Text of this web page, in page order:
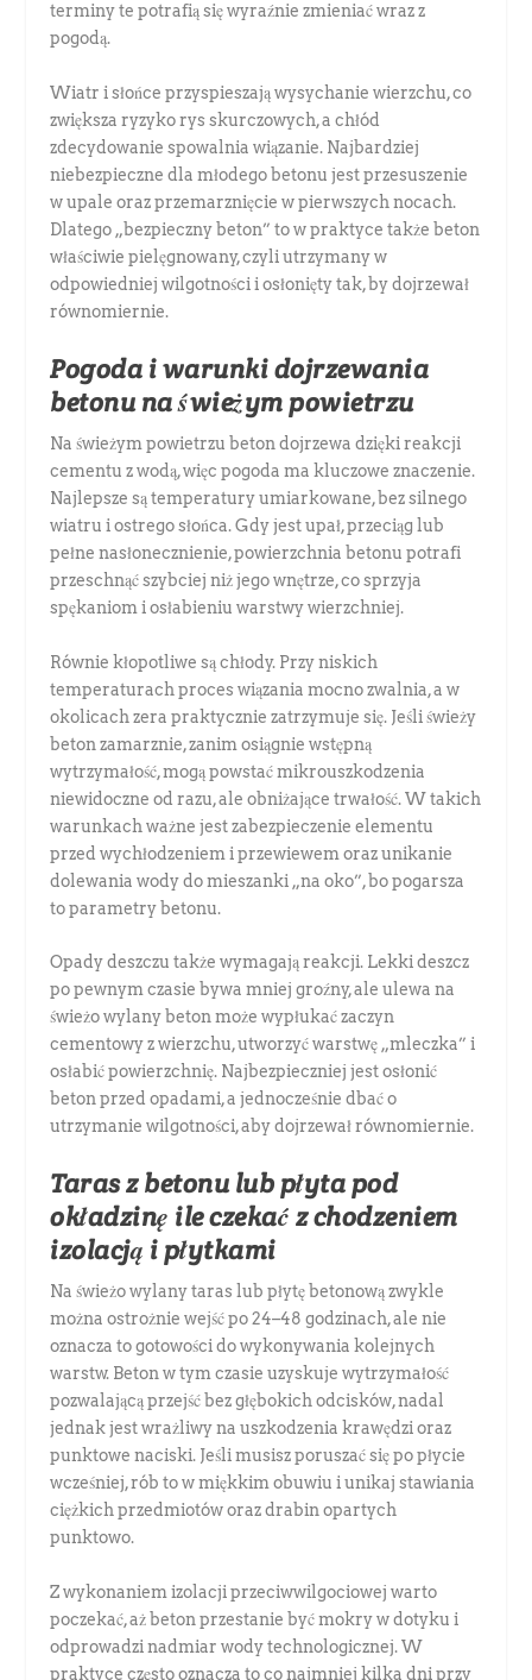
terminy te potrafią się wyraźnie zmieniać wraz z
pogodą.
Wiatr i słońce przyspieszają wysychanie wierzchu, co
zwiększa ryzyko rys skurczowych, a chłód
zdecydowanie spowalnia wiązanie. Najbardziej
niebezpieczne dla młodego betonu jest przesuszenie
w upale oraz przemarznięcie w pierwszych nocach.
Dlatego „bezpieczny beton” to w praktyce także beton
właściwie pielęgnowany, czyli utrzymany w
odpowiedniej wilgotności i osłonięty tak, by dojrzewał
równomiernie.
Pogoda i warunki dojrzewania
betonu na świeżym powietrzu
Na świeżym powietrzu beton dojrzewa dzięki reakcji
cementu z wodą, więc pogoda ma kluczowe znaczenie.
Najlepsze są temperatury umiarkowane, bez silnego
wiatru i ostrego słońca. Gdy jest upał, przeciąg lub
pełne nasłonecznienie, powierzchnia betonu potrafi
przeschnąć szybciej niż jego wnętrze, co sprzyja
spękaniom i osłabieniu warstwy wierzchniej.
Równie kłopotliwe są chłody. Przy niskich
temperaturach proces wiązania mocno zwalnia, a w
okolicach zera praktycznie zatrzymuje się. Jeśli świeży
beton zamarznie, zanim osiągnie wstępną
wytrzymałość, mogą powstać mikrouszkodzenia
niewidoczne od razu, ale obniżające trwałość. W takich
warunkach ważne jest zabezpieczenie elementu
przed wychłodzeniem i przewiewem oraz unikanie
dolewania wody do mieszanki „na oko”, bo pogarsza
to parametry betonu.
Opady deszczu także wymagają reakcji. Lekki deszcz
po pewnym czasie bywa mniej groźny, ale ulewa na
świeżo wylany beton może wypłukać zaczyn
cementowy z wierzchu, utworzyć warstwę „mleczka” i
osłabić powierzchnię. Najbezpieczniej jest osłonić
beton przed opadami, a jednocześnie dbać o
utrzymanie wilgotności, aby dojrzewał równomiernie.
Taras z betonu lub płyta pod
okładzinę ile czekać z chodzeniem
izolacją i płytkami
Na świeżo wylany taras lub płytę betonową zwykle
można ostrożnie wejść po 24–48 godzinach, ale nie
oznacza to gotowości do wykonywania kolejnych
warstw. Beton w tym czasie uzyskuje wytrzymałość
pozwalającą przejść bez głębokich odcisków, nadal
jednak jest wrażliwy na uszkodzenia krawędzi oraz
punktowe naciski. Jeśli musisz poruszać się po płycie
wcześniej, rób to w miękkim obuwiu i unikaj stawiania
ciężkich przedmiotów oraz drabin opartych
punktowo.
Z wykonaniem izolacji przeciwwilgociowej warto
poczekać, aż beton przestanie być mokry w dotyku i
odprowadzi nadmiar wody technologicznej. W
praktyce często oznacza to co najmniej kilka dni przy